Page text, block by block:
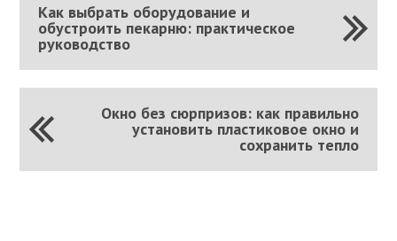
Как выбрать оборудование и
обустроить пекарню: практическое
руководство
Окно без сюрпризов: как правильно
установить пластиковое окно и
сохранить тепло